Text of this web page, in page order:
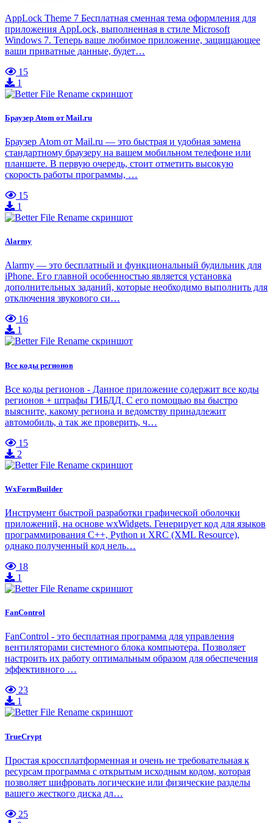
AppLock Theme 7 Бесплатная сменная тема оформления для
приложения AppLock, выполненная в стиле Microsoft
Windows 7. Теперь ваше любимое приложение, защищающее
ваши приватные данные, будет…
15
1
Браузер Atom от Mail.ru
Браузер Atom от Mail.ru — это быстрая и удобная замена
стандартному браузеру на вашем мобильном телефоне или
планшете. В первую очередь, стоит отметить высокую
скорость работы программы, …
15
1
Alarmy
Alarmy — это бесплатный и функциональный будильник для
iPhone. Его главной особенностью является установка
дополнительных заданий, которые необходимо выполнить для
отключения звукового си…
16
1
Все коды регионов
Все коды регионов - Данное приложение содержит все коды
регионов + штрафы ГИБДД. С его помощью вы быстро
выясните, какому региона и ведомству принадлежит
автомобиль, а так же проверить, ч…
15
2
WxFormBuilder
Инструмент быстрой разработки графической оболочки
приложений, на основе wxWidgets. Генерирует код для языков
программирования C++, Python и XRC (XML Resource),
однако полученный код нель…
18
1
FanControl
FanControl - это бесплатная программа для управления
вентиляторами системного блока компьютера. Позволяет
настроить их работу оптимальным образом для обеспечения
эффективного …
23
1
TrueCrypt
Простая кроссплатформенная и очень не требовательная к
ресурсам программа с открытым исходным кодом, которая
позволяет шифровать логические или физические разделы
вашего жесткого диска дл…
25